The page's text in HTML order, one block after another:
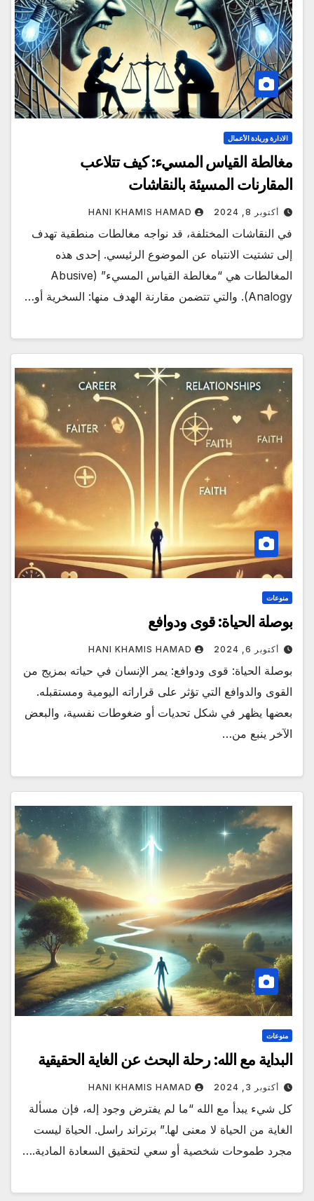
الادارة وريادة الأعمال
مغالطة القياس المسيء: كيف تتلاعب
المقارنات المسيئة بالنقاشات
أكتوبر 8, 2024 HANI KHAMIS HAMAD
في النقاشات المختلفة، قد نواجه مغالطات منطقية تهدف
إلى تشتيت الانتباه عن الموضوع الرئيسي. إحدى هذه
المغالطات هي “مغالطة القياس المسيء” (Abusive
Analogy). والتي تتضمن مقارنة الهدف منها: السخرية أو…
منوعات
بوصلة الحياة: قوى ودوافع
أكتوبر 6, 2024 HANI KHAMIS HAMAD
بوصلة الحياة: قوى ودوافع: يمر الإنسان في حياته بمزيج من
القوى والدوافع التي تؤثر على قراراته اليومية ومستقبله.
بعضها يظهر في شكل تحديات أو ضغوطات نفسية، والبعض
الآخر ينبع من…
منوعات
البداية مع الله: رحلة البحث عن الغاية الحقيقية
أكتوبر 3, 2024 HANI KHAMIS HAMAD
كل شيء يبدأ مع الله “ما لم يفترض وجود إله، فإن مسألة
الغاية من الحياة لا معنى لها.” برتراند راسل. الحياة ليست
مجرد طموحات شخصية أو سعي لتحقيق السعادة المادية.…